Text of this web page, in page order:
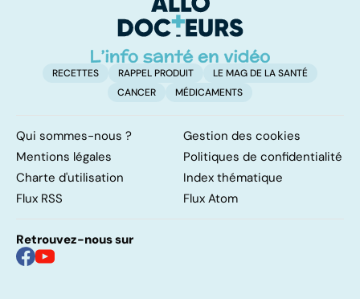
RECETTES RAPPEL PRODUIT
LE MAG DE LA SANTÉ
CANCER
MÉDICAMENTS
Qui sommes-nous ?
Gestion des cookies
Mentions légales
Politiques de confidentialité
Charte d'utilisation
Index thématique
Flux RSS
Flux Atom
Retrouvez-nous sur